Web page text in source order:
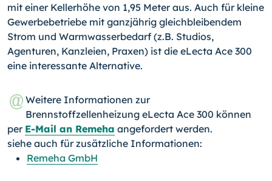
mit einer Kellerhöhe von 1,95 Meter aus. Auch für kleine
Gewerbebetriebe mit ganzjährig gleichbleibendem
Strom und Warmwasserbedarf (z.B. Studios,
Agenturen, Kanzleien, Praxen) ist die eLecta Ace 300
eine interessante Alternative.
Weitere Informationen zur
Brennstoffzellenheizung eLecta Ace 300 können
per E-Mail an Remeha angefordert werden.
siehe auch für zusätzliche Informationen:
Remeha GmbH